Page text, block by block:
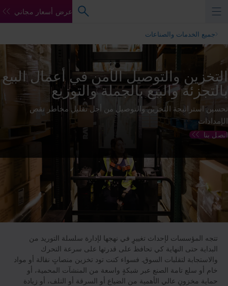
عرض أسعار مجاني
جميع الخدمات والصناعات
التخزين والتوصيل الآمن في أعمال البيع
بالتجزئة والبيع بالجملة والتوزيع
تحسين استراتيجة التخزين والتوصيل من أجل تقليل مخاطر نقص
الإمدادات
اتصل بنا
تتجه المؤسسات لإحداث تغييرٍ في نهجها لإدارة سلسلة التوريد من
البداية حتى النهاية كي تحافظ على قدرتها على سرعة التحرك
والاستجابة لتقلبات السوق. فسواء كنت تود تخزين منصاتٍ نقالة أو مواد
خام أو سلع تامة الصنع عبر شبكةٍ واسعة من المنشآت المحمية، أو
حماية مخزونٍ عالي الأهمية من الضياع أو السرقة أو التلف، أو زيادة